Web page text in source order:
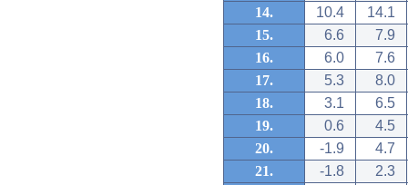
14.
10.4
14.1
15.
6.6
7.9
16.
6.0
7.6
17.
5.3
8.0
18.
3.1
6.5
19.
0.6
4.5
20.
-1.9
4.7
21.
-1.8
2.3